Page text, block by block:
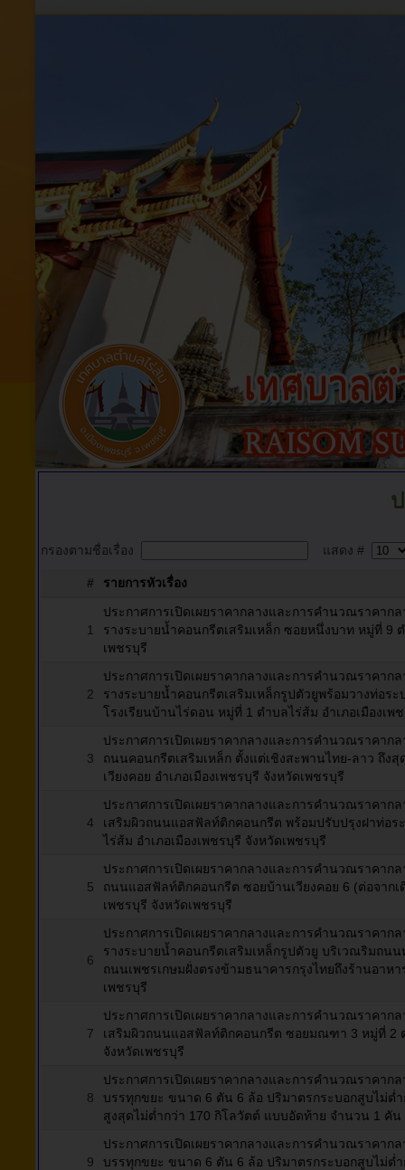
กรองตามชื่อเรื่อง แสดง #
# รายการหัวเรื่อง
1
ประกาศการเปิดเผยราคากลางและการคำนวณราคาก
รางระบายน้ำคอนกรีตเสริมเหล็ก ซอยหนึ่งบาท หมู่ที่ 9
เพชรบุรี
2
ประกาศการเปิดเผยราคากลางและการคำนวณราคาก
รางระบายน้ำคอนกรีตเสริมเหล็กรูปตัวยูพร้อมวางท่อร
โรงเรียนบ้านไร่ดอน หมู่ที่ 1 ตำบลไร่ส้ม อำเภอเมืองเพ
3
ประกาศการเปิดเผยราคากลางและการคำนวณราคาก
ถนนคอนกรีตเสริมเหล็ก ตั้งแต่เชิงสะพานไทย-ลาว ถึง
เวียงคอย อำเภอเมืองเพชรบุรี จังหวัดเพชรบุรี
4
ประกาศการเปิดเผยราคากลางและการคำนวณราคาก
เสริมผิวถนนแอสฟัลท์ติกคอนกรีต พร้อมปรับปรุงฝาท่อ
ไร่ส้ม อำเภอเมืองเพชรบุรี จังหวัดเพชรบุรี
5
ประกาศการเปิดเผยราคากลางและการคำนวณราคาก
ถนนแอสฟัลท์ติกคอนกรีต ซอยบ้านเวียงคอย 6 (ต่อจากเ
เพชรบุรี จังหวัดเพชรบุรี
6
ประกาศการเปิดเผยราคากลางและการคำนวณราคาก
รางระบายน้ำคอนกรีตเสริมเหล็กรูปตัวยู บริเวณริมถน
ถนนเพชรเกษมฝั่งตรงข้ามธนาคารกรุงไทยถึงร้านอาห
เพชรบุรี
7
ประกาศการเปิดเผยราคากลางและการคำนวณราคาก
เสริมผิวถนนแอสฟัลท์ติกคอนกรีต ซอยมณฑา 3 หมู่ที่ 2 ต
จังหวัดเพชรบุรี
8
ประกาศการเปิดเผยราคากลางและการคำนวณราคาก
บรรทุกขยะ ขนาด 6 ตัน 6 ล้อ ปริมาตรกระบอกสูบไม่ต่
สูงสุดไม่ต่ำกว่า 170 กิโลวัตต์ แบบอัดท้าย จำนวน 1 คัน
9
ประกาศการเปิดเผยราคากลางและการคำนวณราคาก
บรรทุกขยะ ขนาด 6 ตัน 6 ล้อ ปริมาตรกระบอกสูบไม่ต่